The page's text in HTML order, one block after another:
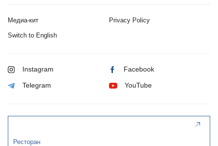
Медиа-кит Privacy Policy
Switch to English
Instagram Facebook
Telegram YouTube
Ресторан